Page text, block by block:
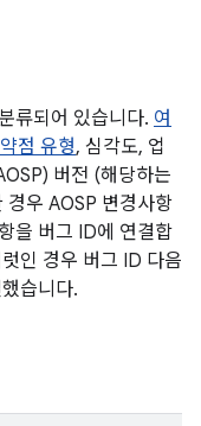
류되어 있습니다. 여
점 유형, 심각도, 업
버전 (해당하는
경우 AOSP 변경사항
을 버그 ID에 연결합
인 경우 버그 ID 다음
습니다.